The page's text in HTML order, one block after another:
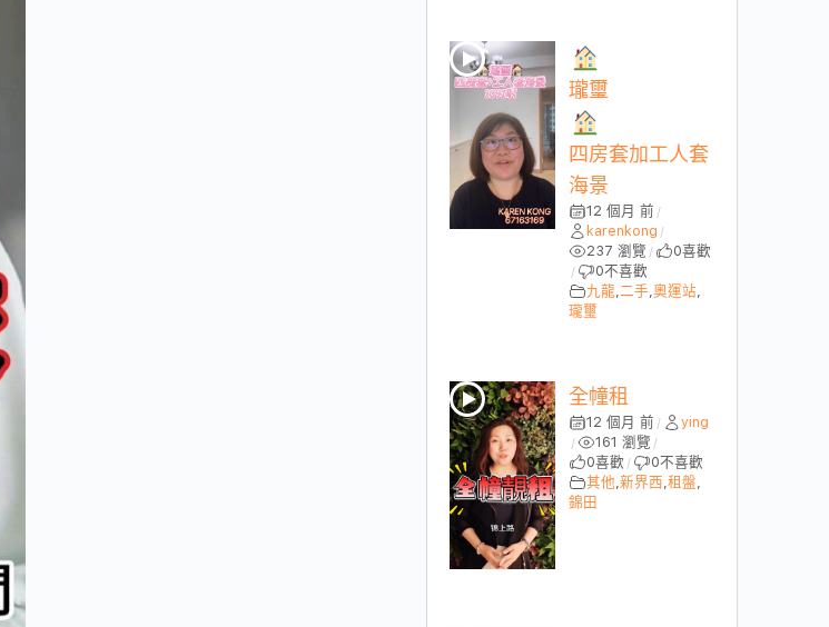
瓏璽
四房套加工人套
海景
12 個月 前 /
karenkong /
237 瀏覽 / 0喜歡
/ 0不喜歡
九龍,二手,奧運站,
瓏璽
全幢租
12 個月 前 / ying
/ 161 瀏覽 /
0喜歡 / 0不喜歡
其他,新界西,租盤,
錦田